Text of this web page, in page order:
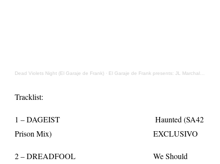
Dead Violets Night (El Garaje de Frank) · El Garaje de Frank presents: JL Marchal Mix Vol.01
Tracklist:
1 – DAGEIST Haunted (SA42
Prison Mix) EXCLUSIVO
2 – DREADFOOL We Should